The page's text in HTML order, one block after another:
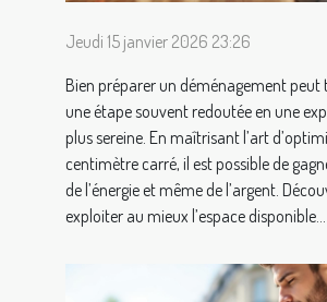
Jeudi 15 janvier 2026 23:26
Bien préparer un déménagement
une étape souvent redoutée en une
plus sereine. En maîtrisant l’art
centimètre carré, il est possible de
de l’énergie et même de l’argent.
exploiter au mieux l’espace disponible...